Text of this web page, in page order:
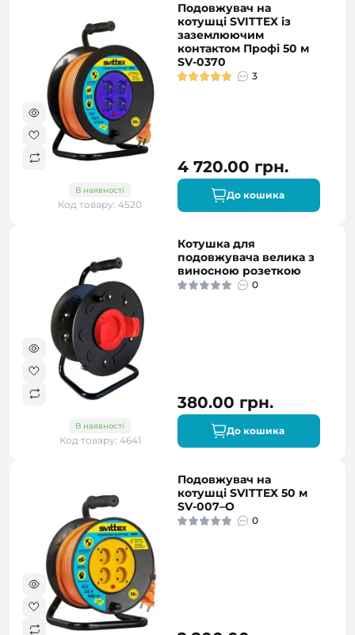
В наявності
Код товару: 4520
Подовжувач на
котушці SVITTEX із
заземлюючим
контактом Профі 50 м
SV-0370
3
4 720.00 грн.
До кошика
В наявності
Код товару: 4641
Котушка для
подовжувача велика з
виносною розеткою
0
380.00 грн.
До кошика
Подовжувач на
котушці SVITTEX 50 м
SV-007–О
0